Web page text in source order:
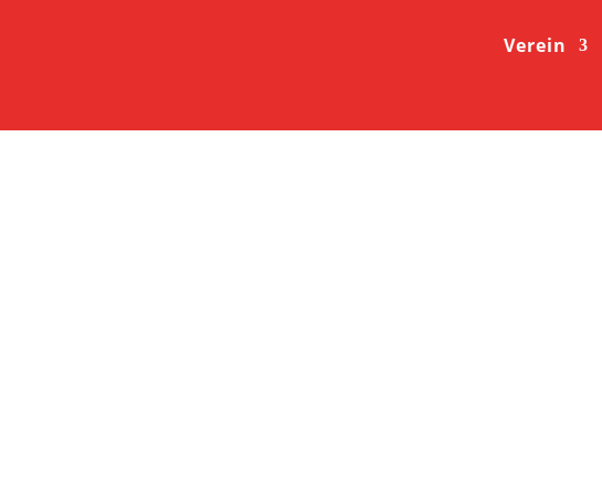
Verein